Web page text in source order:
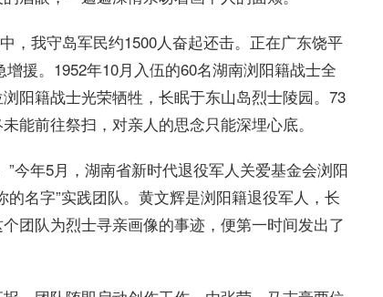
，我守岛军民约1500人奋起还击。正在广东饶平
援。1952年10月入伍的60名湖南浏阳籍战士全
阳籍战士光荣牺牲，长眠于东山岛烈士陵园。73
能前往祭扫，对亲人的思念只能深埋心底。
今年5月，湖南省新时代退役军人关爱基金会浏阳
名字”实践团队。黄文辉是浏阳籍退役军人，长
团队为烈士寻亲画像的事迹，便第一时间发出了